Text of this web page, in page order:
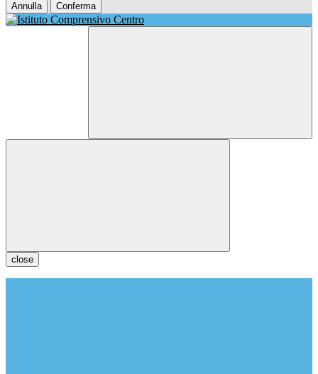
Annulla Conferma
close